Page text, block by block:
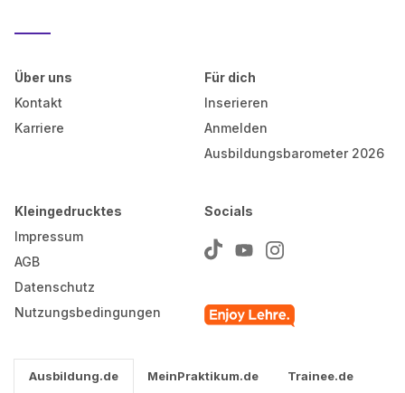
Über uns
Kontakt
Karriere
Für dich
Inserieren
Anmelden
Ausbildungsbarometer 2026
Kleingedrucktes
Impressum
AGB
Datenschutz
Nutzungsbedingungen
Socials
Ausbildung.de MeinPraktikum.de Trainee.de